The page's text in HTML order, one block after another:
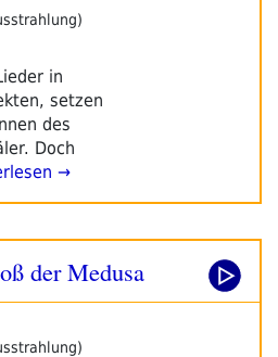
in
setzen
des
Doch
→
der Medusa